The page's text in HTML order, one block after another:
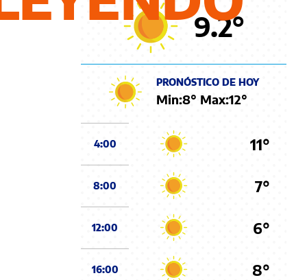
9.2°
PRONÓSTICO DE HOY
Min:8° Max:12°
4:00 11°
8:00 7°
12:00 6°
16:00 8°